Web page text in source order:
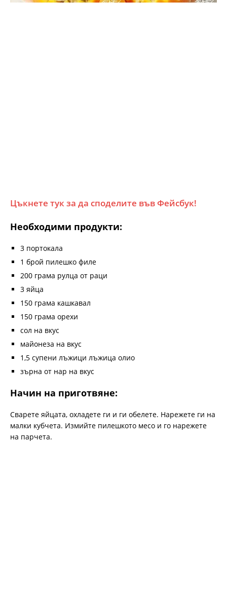
Цъкнете тук за да споделите във Фейсбук!
Необходими продукти:
3 портокала
1 брой пилешко филе
200 грама рулца от раци
3 яйца
150 грама кашкавал
150 грама орехи
сол на вкус
майонеза на вкус
1,5 супени лъжици лъжица олио
зърна от нар на вкус
Начин на приготвяне:
Сварете яйцата, охладете ги и ги обелете. Нарежете ги на
малки кубчета. Измийте пилешкото месо и го нарежете
на парчета.